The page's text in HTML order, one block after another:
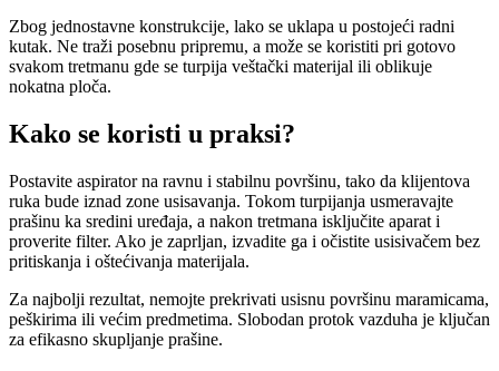
Zbog jednostavne konstrukcije, lako se uklapa u postojeći radni
kutak. Ne traži posebnu pripremu, a može se koristiti pri gotovo
svakom tretmanu gde se turpija veštački materijal ili oblikuje
nokatna ploča.
Kako se koristi u praksi?
Postavite aspirator na ravnu i stabilnu površinu, tako da klijentova
ruka bude iznad zone usisavanja. Tokom turpijanja usmeravajte
prašinu ka sredini uređaja, a nakon tretmana isključite aparat i
proverite filter. Ako je zaprljan, izvadite ga i očistite usisivačem bez
pritiskanja i oštećivanja materijala.
Za najbolji rezultat, nemojte prekrivati usisnu površinu maramicama,
peškirima ili većim predmetima. Slobodan protok vazduha je ključan
za efikasno skupljanje prašine.